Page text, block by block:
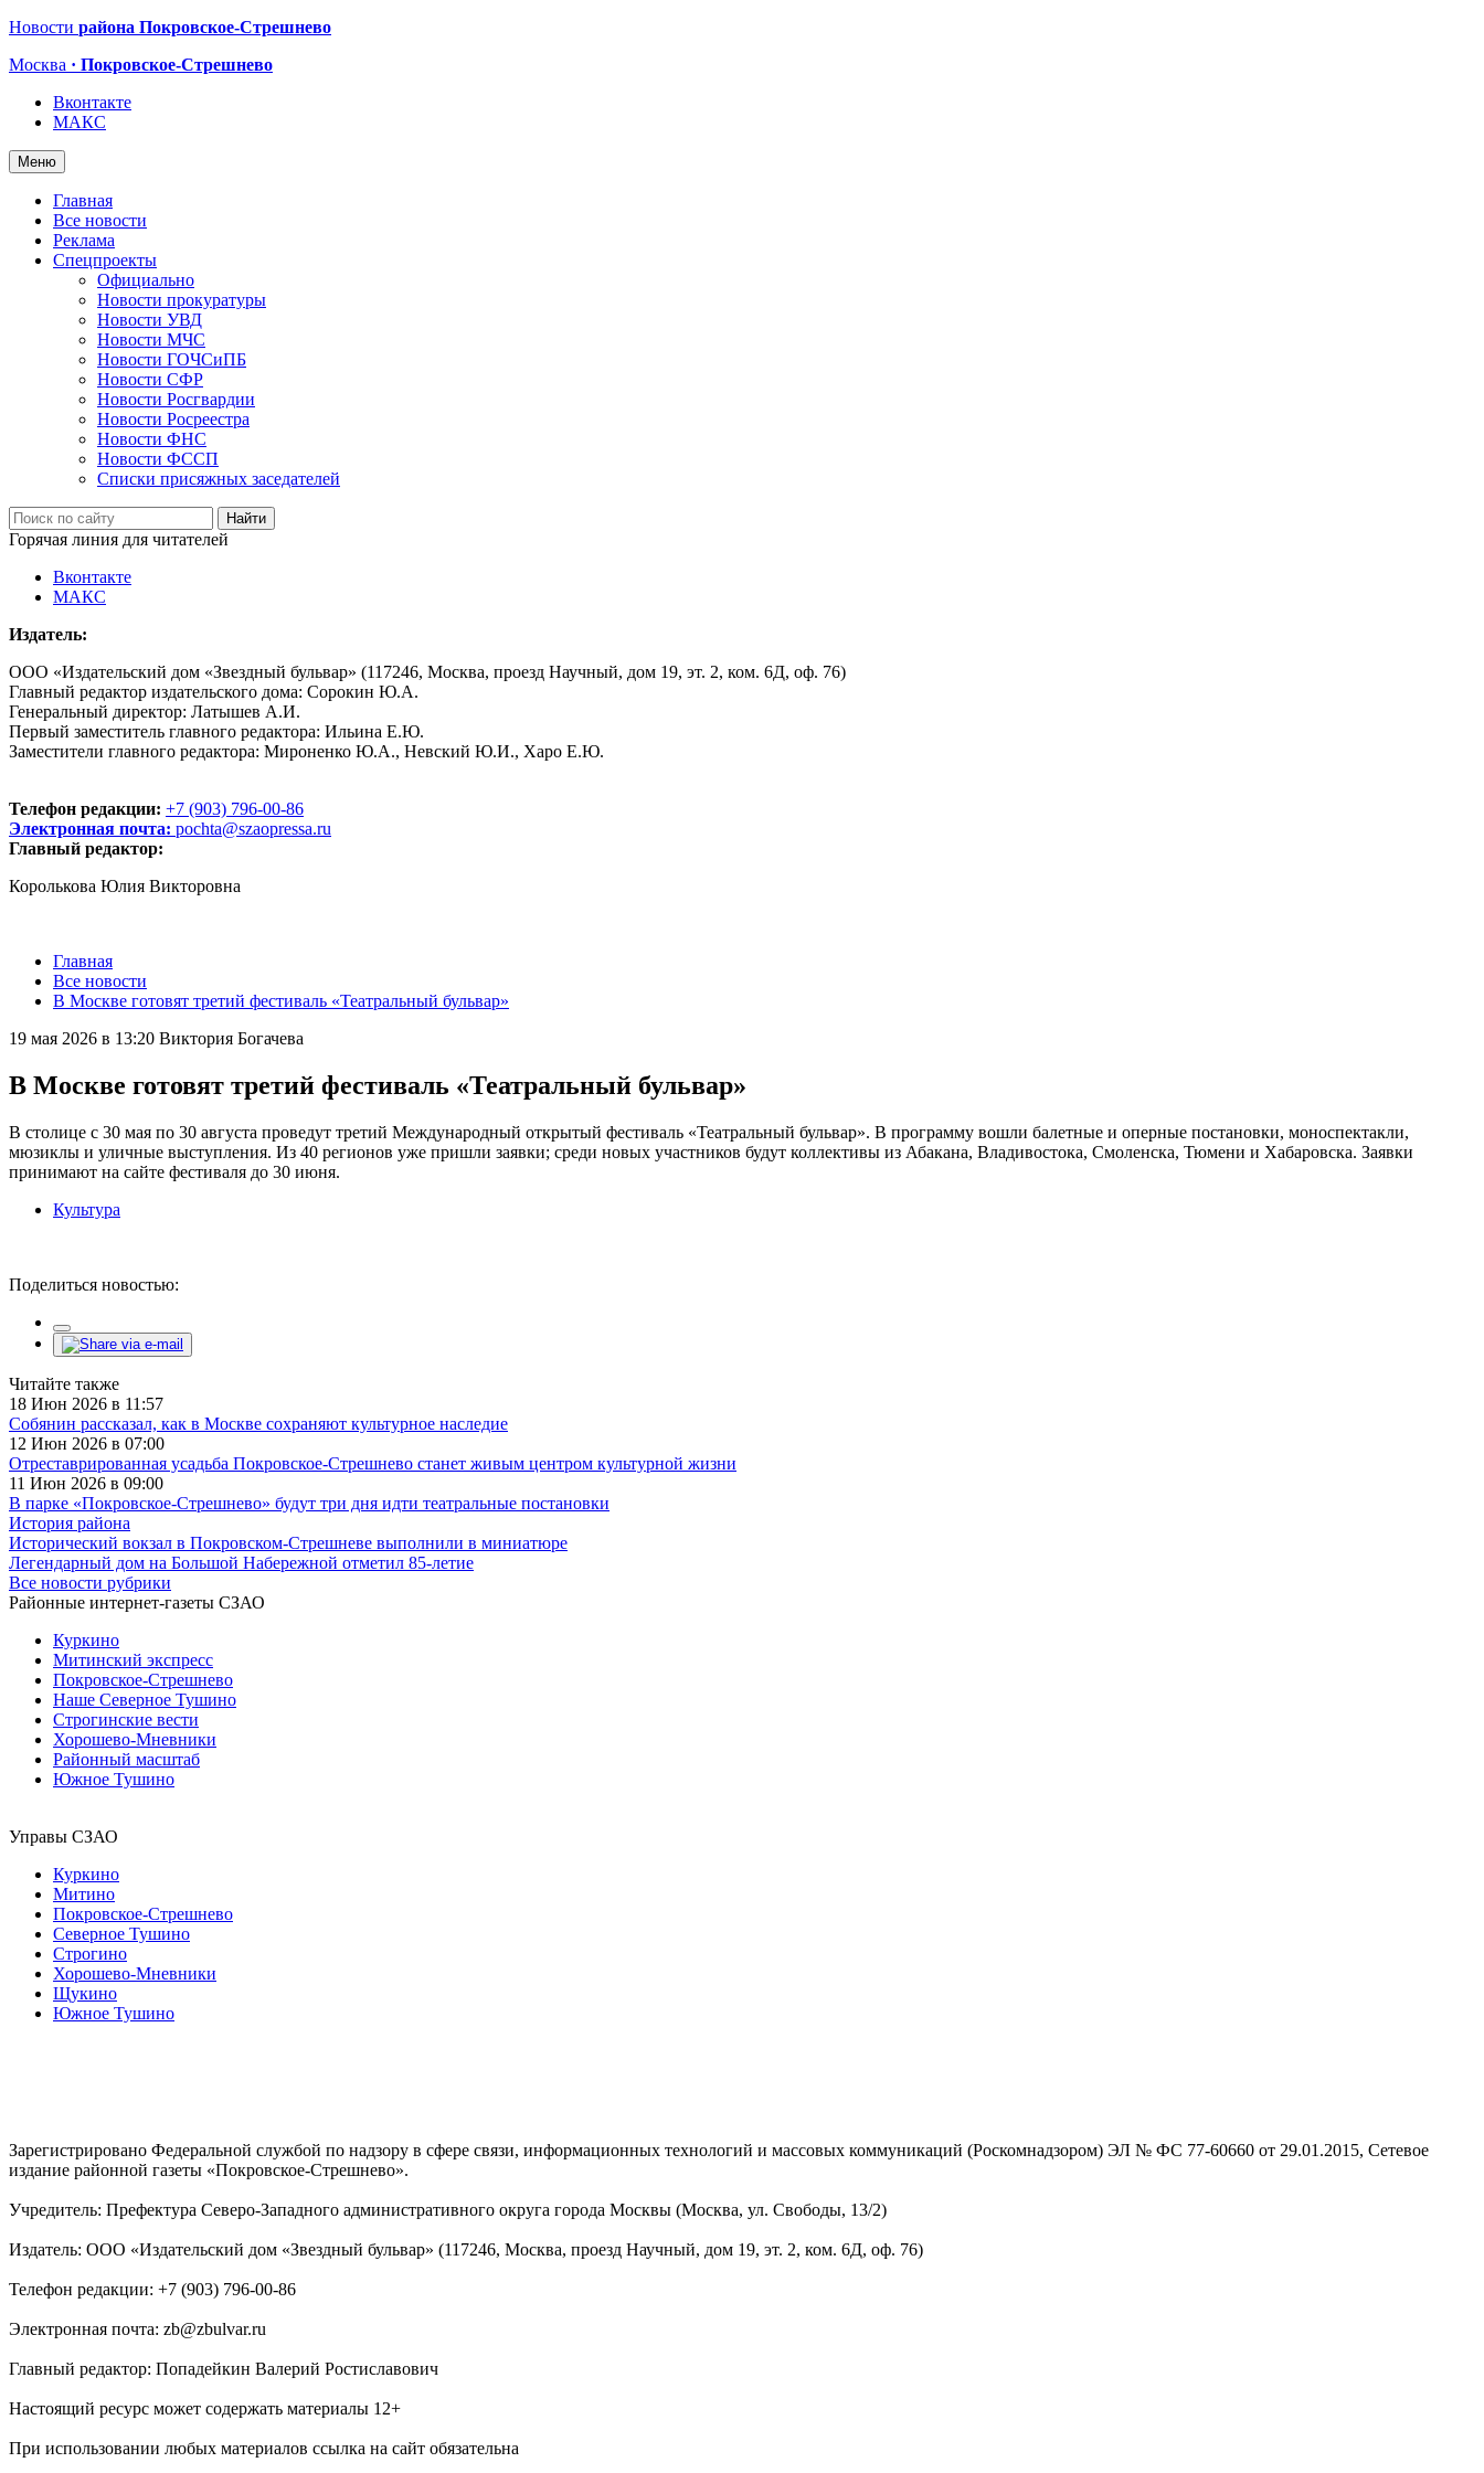
Новости района Покровское-Стрешнево
Москва · Покровское-Стрешнево
Вконтакте
МАКС
Меню
Главная
Все новости
Реклама
Спецпроекты
Официально
Новости прокуратуры
Новости УВД
Новости МЧС
Новости ГОЧСиПБ
Новости СФР
Новости Росгвардии
Новости Росреестра
Новости ФНС
Новости ФССП
Списки присяжных заседателей
Горячая линия для читателей
Вконтакте
МАКС
Издатель:
ООО «Издательский дом «Звездный бульвар» (117246, Москва, проезд Научный, дом 19, эт. 2, ком. 6Д, оф. 76)
Главный редактор издательского дома: Сорокин Ю.А.
Генеральный директор: Латышев А.И.
Первый заместитель главного редактора: Ильина Е.Ю.
Заместители главного редактора: Мироненко Ю.А., Невский Ю.И., Харо Е.Ю.
Телефон редакции: +7 (903) 796-00-86
Электронная почта: pochta@szaopressa.ru
Главный редактор:
Королькова Юлия Викторовна
Главная
Все новости
В Москве готовят третий фестиваль «Театральный бульвар»
19 мая 2026 в 13:20 Виктория Богачева
В Москве готовят третий фестиваль «Театральный бульвар»
В столице с 30 мая по 30 августа проведут третий Международный открытый фестиваль «Театральный бульвар». В программу вошли балетные и оперные постановки, моноспектакли,
мюзиклы и уличные выступления. Из 40 регионов уже пришли заявки; среди новых участников будут коллективы из Абакана, Владивостока, Смоленска, Тюмени и Хабаровска. Заявки
принимают на сайте фестиваля до 30 июня.
Культура
Поделиться новостью:
Читайте также
18 Июн 2026 в 11:57
Собянин рассказал, как в Москве сохраняют культурное наследие
12 Июн 2026 в 07:00
Отреставрированная усадьба Покровское-Стрешнево станет живым центром культурной жизни
11 Июн 2026 в 09:00
В парке «Покровское-Стрешнево» будут три дня идти театральные постановки
История района
Исторический вокзал в Покровском-Стрешневе выполнили в миниатюре
Легендарный дом на Большой Набережной отметил 85-летие
Все новости рубрики
Районные интернет-газеты СЗАО
Куркино
Митинский экспресс
Покровское-Стрешнево
Наше Северное Тушино
Строгинские вести
Хорошево-Мневники
Районный масштаб
Южное Тушино
Управы СЗАО
Куркино
Митино
Покровское-Стрешнево
Северное Тушино
Строгино
Хорошево-Мневники
Щукино
Южное Тушино
Зарегистрировано Федеральной службой по надзору в сфере связи, информационных технологий и массовых коммуникаций (Роскомнадзором) ЭЛ № ФС 77-60660 от 29.01.2015, Сетевое
издание районной газеты «Покровское-Стрешнево».
Учредитель: Префектура Северо-Западного административного округа города Москвы (Москва, ул. Свободы, 13/2)
Издатель: ООО «Издательский дом «Звездный бульвар» (117246, Москва, проезд Научный, дом 19, эт. 2, ком. 6Д, оф. 76)
Телефон редакции: +7 (903) 796-00-86
Электронная почта: zb@zbulvar.ru
Главный редактор: Попадейкин Валерий Ростиславович
Настоящий ресурс может содержать материалы 12+
При использовании любых материалов ссылка на сайт обязательна